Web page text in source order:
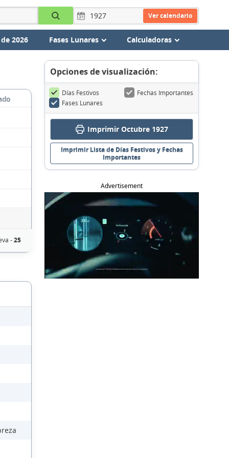
Ver calendario
2026 Fases Lunares Calculadoras
-25
Opciones de visualización:
Días Festivos
Fechas Importantes
Fases Lunares
Imprimir Octubre 1927
Imprimir Lista de Días Festivos y Fechas
Importantes
Advertisement